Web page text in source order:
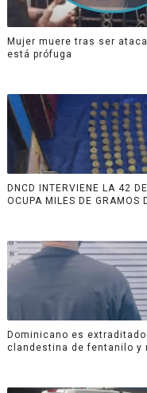
Mujer muere tras ser
está prófuga
DNCD INTERVIENE LA 42
OCUPA MILES DE GRAMOS
Dominicano es
clandestina de fentanilo y